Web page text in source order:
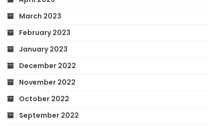
March 2023
February 2023
January 2023
December 2022
November 2022
October 2022
September 2022